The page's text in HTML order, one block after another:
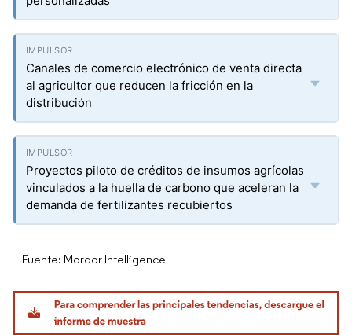
Canales de comercio electrónico de venta directa
al agricultor que reducen la fricción en la
distribución
Proyectos piloto de créditos de insumos agrícolas
vinculados a la huella de carbono que aceleran la
demanda de fertilizantes recubiertos
Fuente: Mordor Intelligence